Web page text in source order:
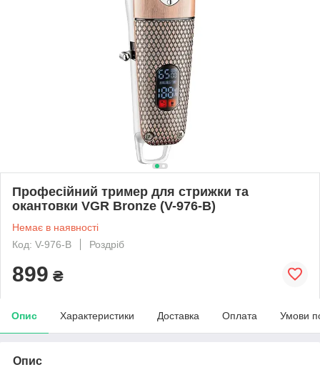
Професійний тример для стрижки та
окантовки VGR Bronze (V-976-B)
Немає в наявності
Код: V-976-B
Роздріб
899 ₴
Опис Характеристики Доставка Оплата Умови
Опис